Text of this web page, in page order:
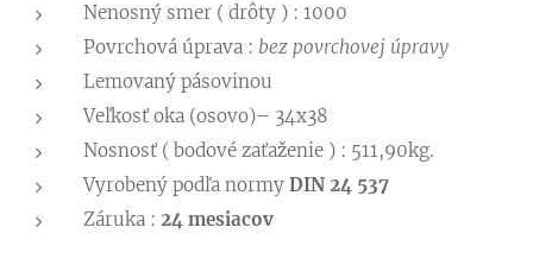
Nenosný smer ( drôty ) : 1000
Povrchová úprava : bez povrchovej úpravy
Lemovaný pásovinou
Veľkosť oka (osovo)– 34x38
Nosnosť ( bodové zaťaženie ) : 511,90kg.
Vyrobený podľa normy DIN 24 537
Záruka : 24 mesiacov